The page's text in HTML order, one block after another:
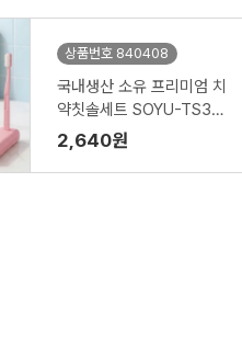
상품번호 840408
국내생산 소유 프리미엄 치
약칫솔세트 SOYU-TS300
(국산칫솔)
2,640원